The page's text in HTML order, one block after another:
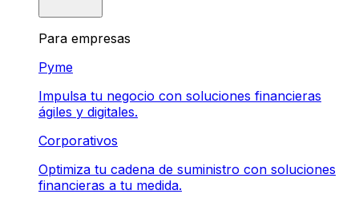
Para empresas
Pyme
Impulsa tu negocio con soluciones financieras
ágiles y digitales.
Corporativos
Optimiza tu cadena de suministro con soluciones
financieras a tu medida.